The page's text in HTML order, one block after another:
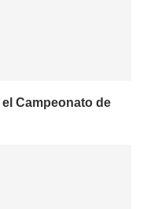
Campeonato de